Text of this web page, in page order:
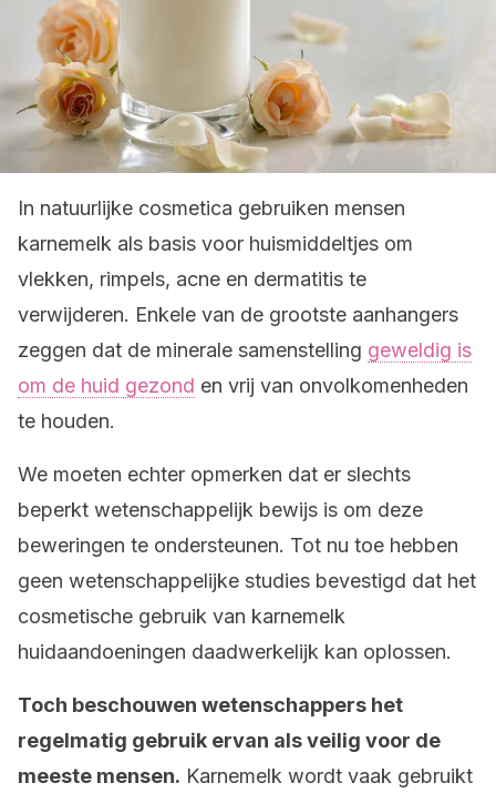
In natuurlijke cosmetica gebruiken mensen
karnemelk als basis voor huismiddeltjes om
vlekken, rimpels, acne en dermatitis te
verwijderen. Enkele van de grootste aanhangers
zeggen dat de minerale samenstelling geweldig is
om de huid gezond en vrij van onvolkomenheden
te houden.
We moeten echter opmerken dat er slechts
beperkt wetenschappelijk bewijs is om deze
beweringen te ondersteunen. Tot nu toe hebben
geen wetenschappelijke studies bevestigd dat het
cosmetische gebruik van karnemelk
huidaandoeningen daadwerkelijk kan oplossen.
Toch beschouwen wetenschappers het
regelmatig gebruik ervan als veilig voor de
meeste mensen. Karnemelk wordt vaak gebruikt